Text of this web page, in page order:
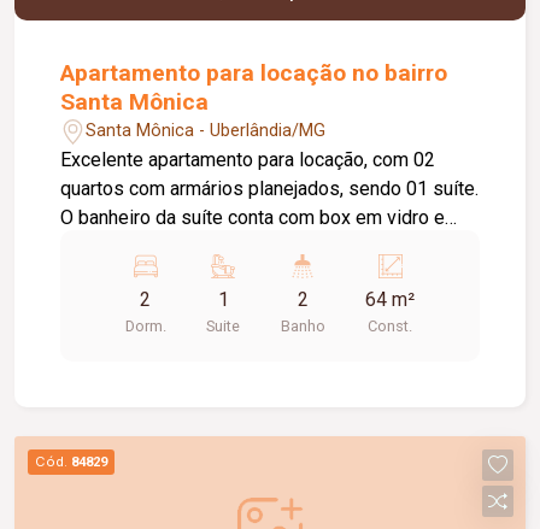
Apartamento para locação no bairro
Santa Mônica
Santa Mônica - Uberlândia/MG
Excelente apartamento para locação, com 02
quartos com armários planejados, sendo 01 suíte.
O banheiro da suíte conta com box em vidro e
bem iluminada, sacada com churrasqueira,
cozinha com armários planejados e cooktop, área
de serviço com armário e 01 banheiro social com
capacidade para 02 carros. Um imóvel
confortável, funcional e pronto para morar.
Agende uma visita e conheça!
2
Dorm.
1
Suite
2
Banho
64 m²
Const.
Cód. 84829